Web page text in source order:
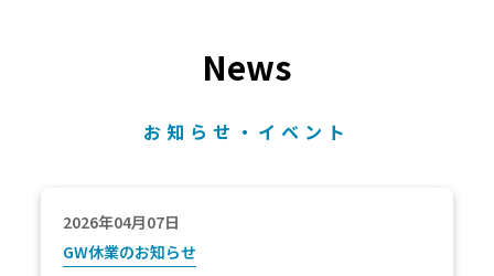
News
お知らせ・イベント
2026年04月07日
GW休業のお知らせ